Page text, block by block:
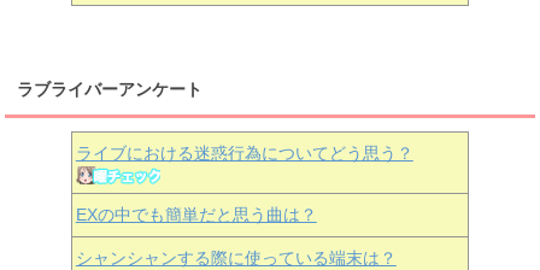
ラブライバーアンケート
ライブにおける迷惑行為についてどう思う？
EXの中でも簡単だと思う曲は？
シャンシャンする際に使っている端末は？